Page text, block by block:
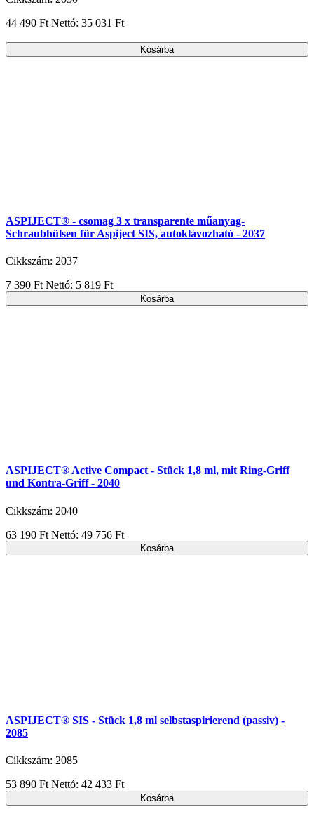
44 490 Ft Nettó: 35 031 Ft
Kosárba
ASPIJECT® - csomag 3 x transparente műanyag-
Schraubhülsen für Aspiject SIS, autoklávozható - 2037
Cikkszám: 2037
7 390 FtNettó: 5 819 Ft
Kosárba
ASPIJECT® Active Compact - Stück 1,8 ml, mit Ring-Griff
und Kontra-Griff - 2040
Cikkszám: 2040
63 190 Ft Nettó: 49 756 Ft
Kosárba
ASPIJECT® SIS - Stück 1,8 ml selbstaspirierend (passiv) -
2085
Cikkszám: 2085
53 890 Ft Nettó: 42 433 Ft
Kosárba